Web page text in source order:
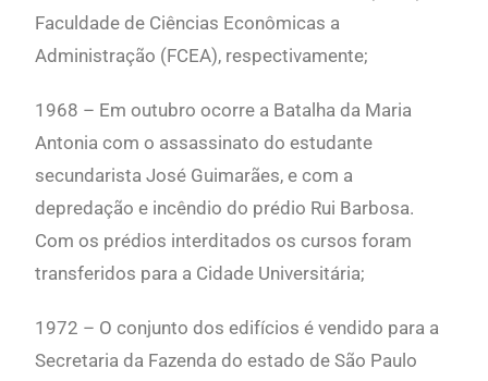
Faculdade de Ciências Econômicas a
Administração (FCEA), respectivamente;
1968 – Em outubro ocorre a Batalha da Maria
Antonia com o assassinato do estudante
secundarista José Guimarães, e com a
depredação e incêndio do prédio Rui Barbosa.
Com os prédios interditados os cursos foram
transferidos para a Cidade Universitária;
1972 – O conjunto dos edifícios é vendido para a
Secretaria da Fazenda do estado de São Paulo